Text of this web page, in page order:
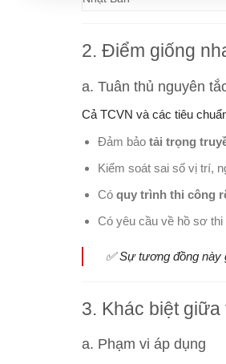
2. Điểm giống
a. Tuân thủ nguyên
Cả TCVN và các tiêu
Đảm bảo tải trọng
Kiểm soát sai số vị trí,
Có quy trình thi công
Có yêu cầu về hồ sơ
✅ Sự tương đồng này
3. Khác biệt
a. Phạm vi áp dụng